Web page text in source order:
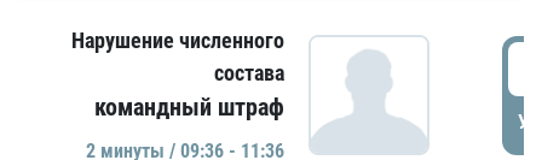
Нарушение численного
состава
командный штраф
2 минуты / 09:36 - 11:36